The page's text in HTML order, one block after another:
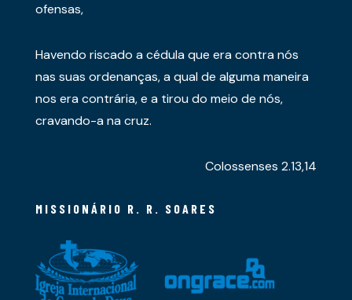
ofensas,
Havendo riscado a cédula que era contra nós
nas suas ordenanças, a qual de alguma maneira
nos era contrária, e a tirou do meio de nós,
cravando-a na cruz.
Colossenses 2.13,14
MISSIONÁRIO R. R. SOARES